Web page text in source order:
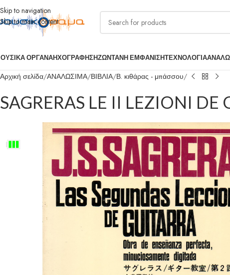
Skip to navigation
Skip to main content
ΟΡΓΑΝΑΗΧΟΓΡΑΦΗΣΗΖΩΝΤΑΝΗ ΕΜΦΑΝΙΣΗΤΕΧΝΟΛΟΓΙΑ
Αρχική σελίδα ΑΝΑΛΩΣΙΜΑ ΒΙΒΛΙΑ Β. κιθάρας - μπάσσου
SAGRERAS LE II LEZIONI DE